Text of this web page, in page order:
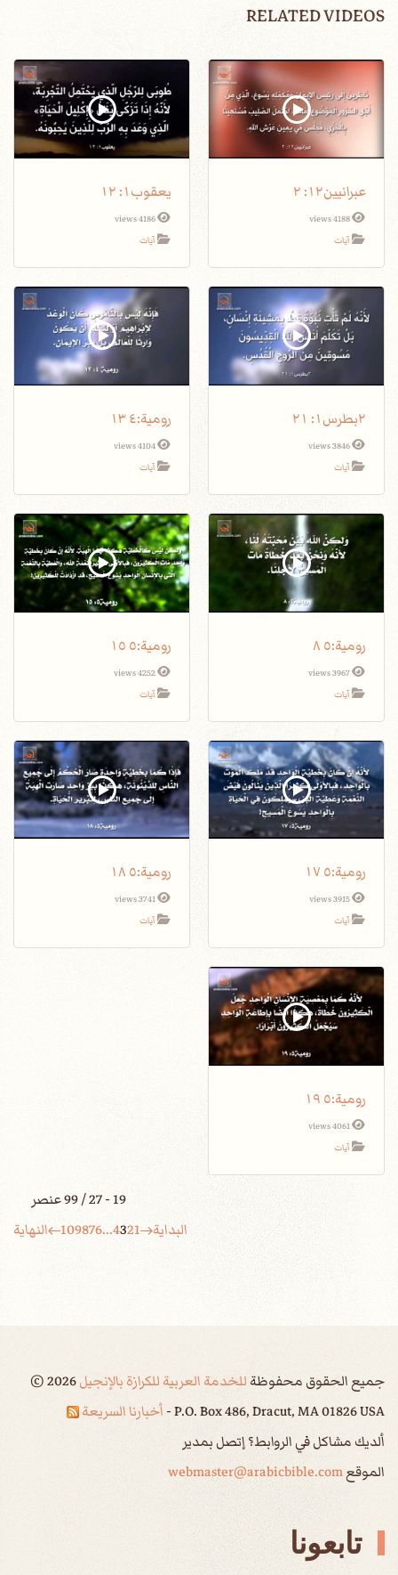
RELATED VIDEOS
عبرانيين١٢: ٢
4188 views
آيات
يعقوب١: ١٢
4186 views
آيات
٢بطرس١: ٢١
3846 views
آيات
4104 views
آيات
3967 views
آيات
4252 views
آيات
3915 views
آيات
3741 views
آيات
4061 views
آيات
19 - 27 / 99 عنصر
البداية
1
2
3
4
...
6
7
8
9
10 النهاية
جميع الحقوق محفوظةللخدمة العربية للكرازة بالإنجيل ©2026
P.O. Box 486, Dracut, MA 01826 USA - أخبارنا السريعة
ألديك مشاكل في الروابط؟ إتصل بمدير
الموقعwebmaster@arabicbible.com
تابعونا